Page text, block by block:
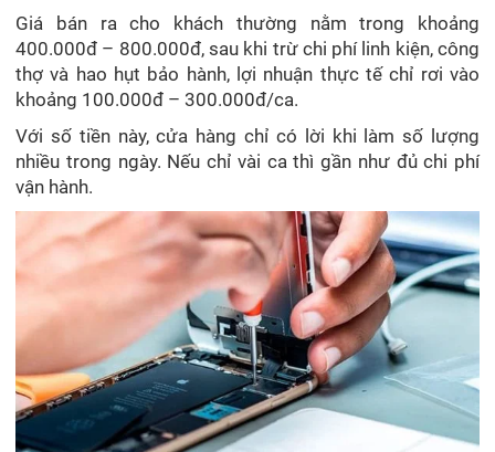
Giá bán ra cho khách thường nằm trong khoảng
400.000đ – 800.000đ, sau khi trừ chi phí linh kiện, công
thợ và hao hụt bảo hành, lợi nhuận thực tế chỉ rơi vào
khoảng 100.000đ – 300.000đ/ca.
Với số tiền này, cửa hàng chỉ có lời khi làm số lượng
nhiều trong ngày. Nếu chỉ vài ca thì gần như đủ chi phí
vận hành.